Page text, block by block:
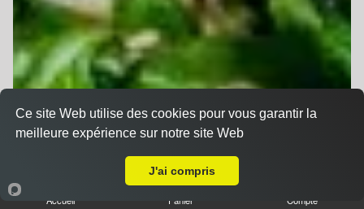
Accueil Panier Compte
Ce site Web utilise des cookies pour vous garantir la
meilleure expérience sur notre site Web
J'ai compris